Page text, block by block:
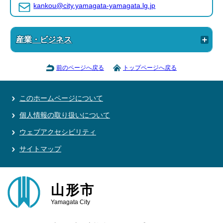
kankou@city.yamagata-yamagata.lg.jp
産業・ビジネス
前のページへ戻る トップページへ戻る
このホームページについて
個人情報の取り扱いについて
ウェブアクセシビリティ
サイトマップ
山形市
Yamagata City